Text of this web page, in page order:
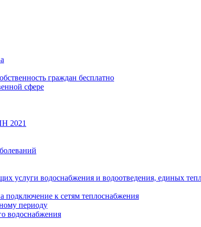
граждан бесплатно
сфере
2021
услуги водоснабжения и водоотведения, единых
подключение к сетям теплоснабжения
периоду
водоснабжения